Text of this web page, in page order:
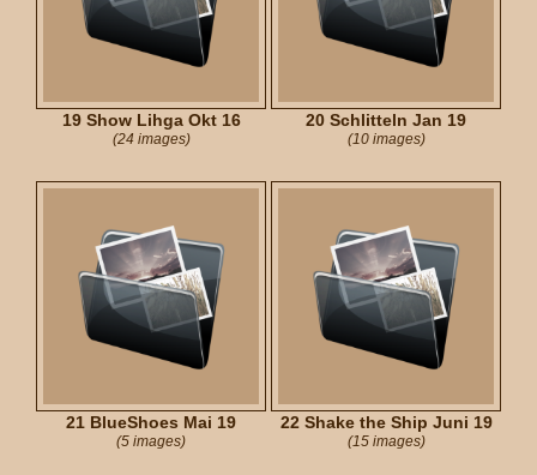
19 Show Lihga Okt 16
(24 images)
20 Schlitteln Jan 19
(10 images)
21 BlueShoes Mai 19
(5 images)
22 Shake the Ship Juni 19
(15 images)